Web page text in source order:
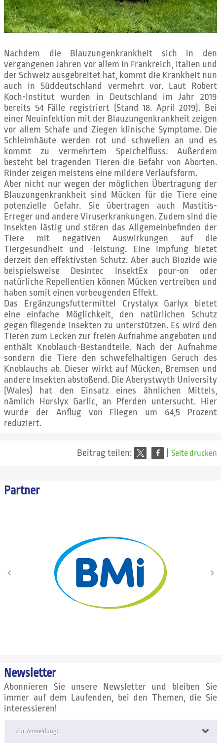
Nachdem die Blauzungenkrankheit sich in den
vergangenen Jahren vor allem in Frankreich, Italien und
der Schweiz ausgebreitet hat, kommt die Krankheit nun
auch in Süddeutschland vermehrt vor. Laut Robert
Koch-Institut wurden in Deutschland im Jahr 2019
bereits 54 Fälle registriert (Stand 18. April 2019). Bei
einer Neuinfektion mit der Blauzungenkrankheit zeigen
vor allem Schafe und Ziegen klinische Symptome. Die
Schleimhäute werden rot und schwellen an und es
kommt zu vermehrtem Speichelfluss. Außerdem
besteht bei tragenden Tieren die Gefahr von Aborten.
Rinder zeigen meistens eine mildere Verlaufsform.
Aber nicht nur wegen der möglichen Übertragung der
Blauzungenkrankheit sind Mücken für die Tiere eine
potenzielle Gefahr. Sie übertragen auch Mastitis-
Erreger und andere Viruserkrankungen. Zudem sind die
Insekten lästig und stören das Allgemeinbefinden der
Tiere mit negativen Auswirkungen auf die
Tiergesundheit und -leistung. Eine Impfung bietet
derzeit den effektivsten Schutz. Aber auch Biozide wie
beispielsweise Desintec InsektEx pour-on oder
natürliche Repellentien können Mücken vertreiben und
haben somit einen vorbeugenden Effekt.
Das Ergänzungsfuttermittel Crystalyx Garlyx bietet
eine einfache Möglichkeit, den natürlichen Schutz
gegen fliegende Insekten zu unterstützen. Es wird den
Tieren zum Lecken zur freien Aufnahme angeboten und
enthält Knoblauch-Bestandteile. Nach der Aufnahme
sondern die Tiere den schwefelhaltigen Geruch des
Knoblauchs ab. Dieser wirkt auf Mücken, Bremsen und
andere Insekten abstoßend. Die Aberystwyth University
(Wales) hat den Einsatz eines ähnlichen Mittels,
nämlich Horslyx Garlic, an Pferden untersucht. Hier
wurde der Anflug von Fliegen um 64,5 Prozent
reduziert.
Beitrag teilen: Seite drucken
Partner
Newsletter
Abonnieren Sie unsere Newsletter und bleiben Sie
immer auf dem Laufenden, bei den Themen, die Sie
interessieren!
Zur Anmeldung: